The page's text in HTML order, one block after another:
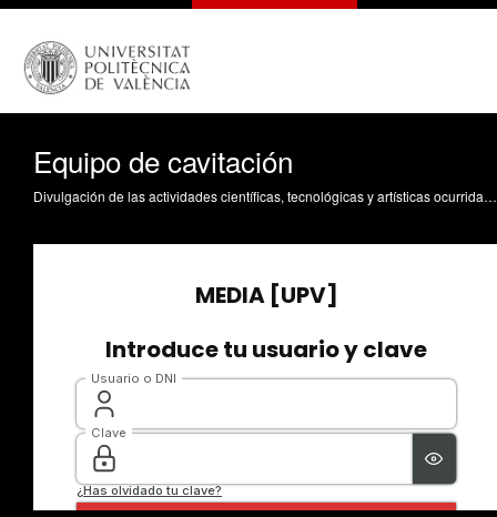
Equipo de cavitación
Divulgación de las actividades científicas, tecnológicas y artísticas ocurridas en los tres campus de la UPV